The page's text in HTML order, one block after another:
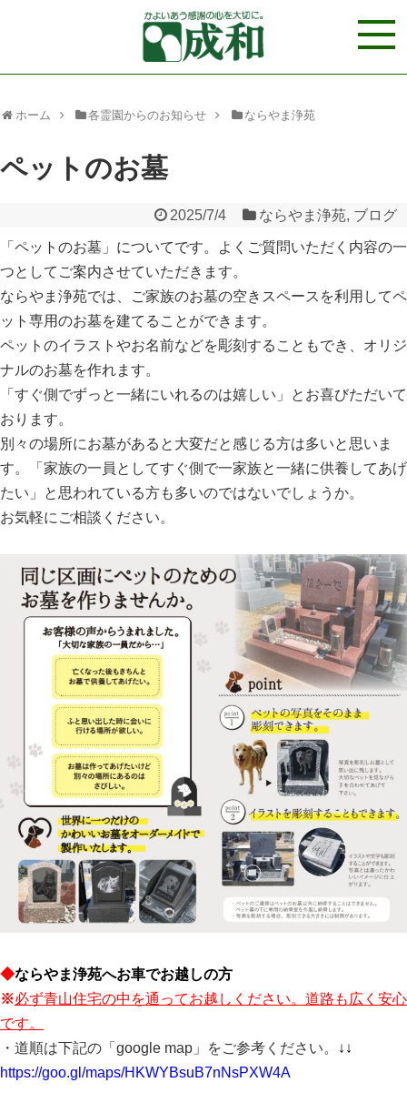
ホーム 各霊園からのお知らせ ならやま浄苑
ペットのお墓
2025/7/4 ならやま浄苑, ブログ
「ペットのお墓」についてです。よくご質問いただく内容の一
つとしてご案内させていただきます。
ならやま浄苑では、ご家族のお墓の空きスペースを利用してペ
ット専用のお墓を建てることができます。
ペットのイラストやお名前などを彫刻することもでき、オリジ
ナルのお墓を作れます。
「すぐ側でずっと一緒にいれるのは嬉しい」とお喜びただいて
おります。
別々の場所にお墓があると大変だと感じる方は多いと思いま
す。「家族の一員としてすぐ側で一家族と一緒に供養してあげ
たい」と思われている方も多いのではないでしょうか。
お気軽にご相談ください。
◆ならやま浄苑へお車でお越しの方
※必ず青山住宅の中を通ってお越しください。道路も広く安心
です。
・道順は下記の「google map」をご参考ください。
↓↓
https://goo.gl/maps/HKWYBsuB7nNsPXW4A